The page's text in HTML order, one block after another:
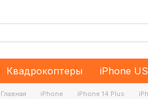
Квадрокоптеры iPhone
Главная iPhone iPhone 14 Plus